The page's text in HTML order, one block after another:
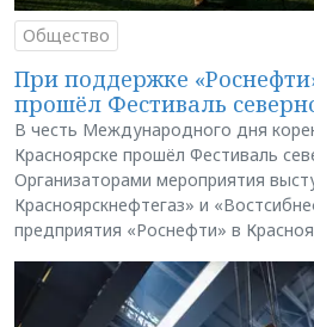
Общество
При поддержке
прошёл Фестиваль
В честь Международного дня
Красноярске прошёл Фестиваль
Организаторами мероприятия
Красноярскнефтегаз» и
предприятия «Роснефти» в